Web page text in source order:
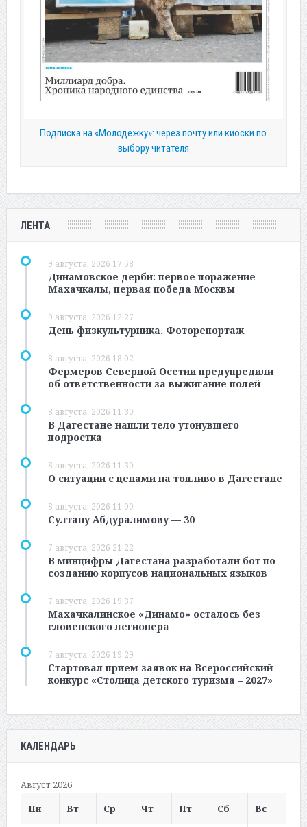
Подписка на «Молодежку»: через почту или киоски по
выбору читателя
ЛЕНТА
9 августа, 2026 17:58
Динамовское дерби: первое поражение
Махачкалы, первая победа Москвы
9 августа, 2026 12:27
День физкультурника. Фоторепортаж
8 августа, 2026 18:02
Фермеров Северной Осетии предупредили
об ответственности за выжигание полей
8 августа, 2026 11:30
В Дагестане нашли тело утонувшего
подростка
8 августа, 2026 11:30
О ситуации с ценами на топливо в Дагестане
8 августа, 2026 11:00
Султану Абдуралимову — 30
7 августа, 2026 21:22
В минцифры Дагестана разработали бот по
созданию корпусов национальных языков
7 августа, 2026 19:37
Махачкалинское «Динамо» осталось без
словенского легионера
7 августа, 2026 19:29
Стартовал прием заявок на Всероссийский
конкурс «Столица детского туризма – 2027»
КАЛЕНДАРЬ
Август 2026
Пн
Вт Ср Чт Пт Сб Вс